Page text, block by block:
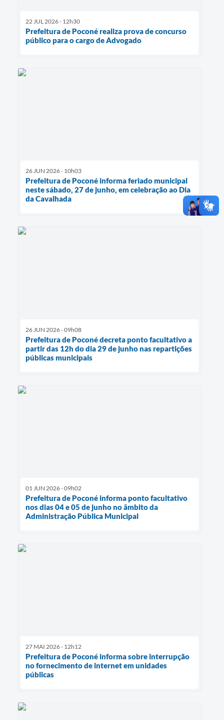
22 JUL 2026 - 12h30
Prefeitura de Poconé realiza prova de concurso
público para o cargo de Advogado
26 JUN 2026 - 10h03
Prefeitura de Poconé informa feriado municipal
neste sábado, 27 de junho, em celebração ao Dia
da Cavalhada
26 JUN 2026 - 09h08
Prefeitura de Poconé decreta ponto facultativo a
partir das 12h do dia 29 de junho nas repartições
públicas municipais
01 JUN 2026 - 09h02
Prefeitura de Poconé informa ponto facultativo
nos dias 04 e 05 de junho no âmbito da
Administração Pública Municipal
27 MAI 2026 - 12h12
Prefeitura de Poconé informa sobre interrupção
no fornecimento de internet em unidades
públicas